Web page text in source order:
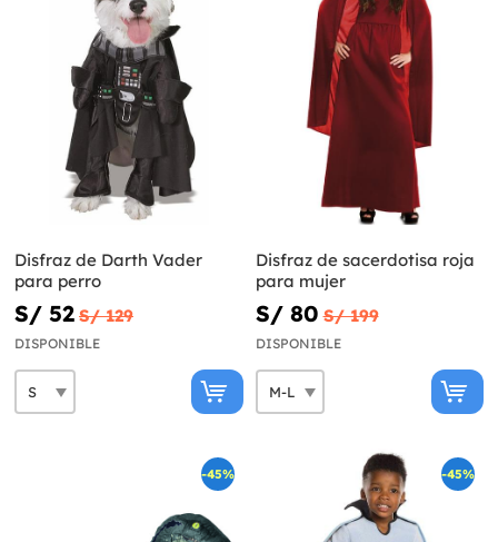
Disfraz de Darth Vader
para perro
S/ 52 S/ 129
DISPONIBLE
Disfraz de sacerdotisa roja
para mujer
S/ 80 S/ 199
DISPONIBLE
-45% -45%